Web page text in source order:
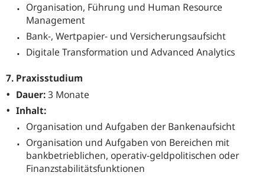
Organisation, Führung und Human Resource
Management
Bank-, Wertpapier- und Versicherungsaufsicht
Digitale Transformation und Advanced Analytics
7. Praxisstudium
Dauer:3 Monate
Inhalt:
Organisation und Aufgaben der Bankenaufsicht
Organisation und Aufgaben von Bereichen mit
bankbetrieblichen, operativ-geldpolitischen oder
Finanzstabilitätsfunktionen